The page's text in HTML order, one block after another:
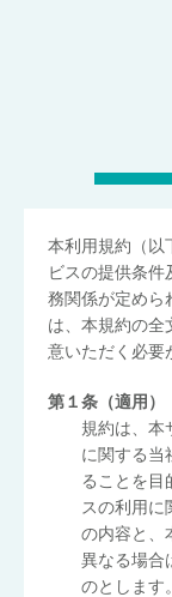
本利用規約（以
ビスの提供条
務関係が定めら
は、本規約の全
意いただく必要
第１条（適用）
規約は、本
に関する当
ることを目
スの利用に
の内容と、
異なる場合
のとします。